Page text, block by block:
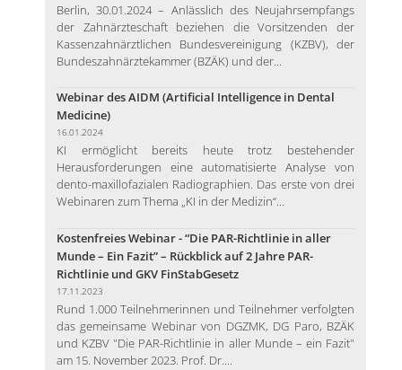
Berlin, 30.01.2024 – Anlässlich des Neujahrsempfangs
der Zahnärzteschaft beziehen die Vorsitzenden der
Kassenzahnärztlichen Bundesvereinigung (KZBV), der
Bundeszahnärztekammer (BZÄK) und der...
Webinar des AIDM (Artificial Intelligence in Dental
Medicine)
16.01.2024
KI ermöglicht bereits heute trotz bestehender
Herausforderungen eine automatisierte Analyse von
dento-maxillofazialen Radiographien. Das erste von drei
Webinaren zum Thema „KI in der Medizin“...
Kostenfreies Webinar - “Die PAR-Richtlinie in aller
Munde – Ein Fazit” – Rückblick auf 2 Jahre PAR-
Richtlinie und GKV FinStabGesetz
17.11.2023
Rund 1.000 Teilnehmerinnen und Teilnehmer verfolgten
das gemeinsame Webinar von DGZMK, DG Paro, BZÄK
und KZBV "Die PAR-Richtlinie in aller Munde – ein Fazit"
am 15. November 2023. Prof. Dr....